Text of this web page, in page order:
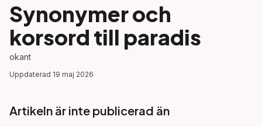
Synonymer och
korsord till paradis
okant
Uppdaterad 19 maj 2026
Artikeln är inte publicerad än